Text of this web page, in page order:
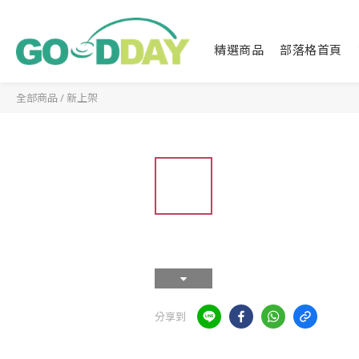
精選商品 部落格首頁
全部商品 /新上架
分享到